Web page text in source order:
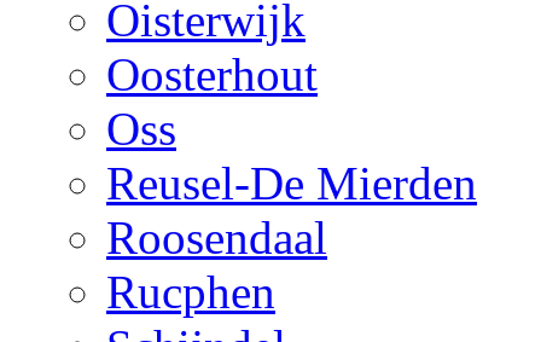
Oisterwijk
Oosterhout
Oss
Reusel-De Mierden
Roosendaal
Rucphen